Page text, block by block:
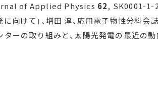
of Applied Physics 62, SK0001-1-
向けて」、増田 淳、応用電子物性分科会誌
ーの取り組みと、太陽光発電の最近の